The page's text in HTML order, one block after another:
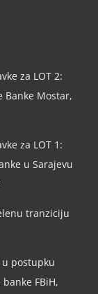
za LOT 2:
Banke Mostar,
za LOT 1:
u Sarajevu
tranziciju
postupku
FBiH,